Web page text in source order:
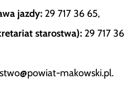
jazdy: 29 717 36 65,
starostwa): 29 717 36
makowski.pl.